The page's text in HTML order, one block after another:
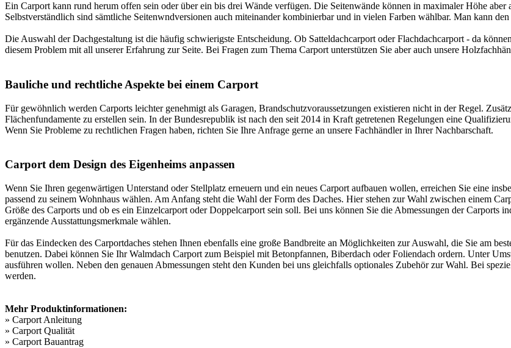
Ein Carport kann rund herum offen sein oder über ein bis drei Wände verfügen. Die Seitenwände können in maximaler Höhe aber
Selbstverständlich sind sämtliche Seitenwndversionen auch miteinander kombinierbar und in vielen Farben wählbar. Man kann
Die Auswahl der Dachgestaltung ist die häufig schwierigste Entscheidung. Ob Satteldachcarport oder Flachdachcarport - da
diesem Problem mit all unserer Erfahrung zur Seite. Bei Fragen zum Thema Carport unterstützen Sie aber auch unsere
Bauliche und rechtliche Aspekte bei einem Carport
Für gewöhnlich werden Carports leichter genehmigt als Garagen, Brandschutzvoraussetzungen existieren nicht in der Regel.
Flächenfundamente zu erstellen sein. In der Bundesrepublik ist nach den seit 2014 in Kraft getretenen Regelungen eine
Wenn Sie Probleme zu rechtlichen Fragen haben, richten Sie Ihre Anfrage gerne an unsere Fachhändler in Ihrer Nachbarschaft.
Carport dem Design des Eigenheims anpassen
Wenn Sie Ihren gegenwärtigen Unterstand oder Stellplatz erneuern und ein neues Carport aufbauen wollen, erreichen Sie eine
passend zu seinem Wohnhaus wählen. Am Anfang steht die Wahl der Form des Daches. Hier stehen zur Wahl zwischen einem
Größe des Carports und ob es ein Einzelcarport oder Doppelcarport sein soll. Bei uns können Sie die Abmessungen der Carports
ergänzende Ausstattungsmerkmale wählen.
Für das Eindecken des Carportdaches stehen Ihnen ebenfalls eine große Bandbreite an Möglichkeiten zur Auswahl, die Sie am
benutzen. Dabei können Sie Ihr Walmdach Carport zum Beispiel mit Betonpfannen, Biberdach oder Foliendach ordern. Unter
ausführen wollen. Neben den genauen Abmessungen steht den Kunden bei uns gleichfalls optionales Zubehör zur Wahl. Bei
werden.
Mehr Produktinformationen:
» Carport Anleitung
» Carport Qualität
» Carport Bauantrag